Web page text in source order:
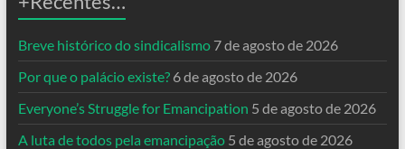
Breve histórico do sindicalismo 7 de agosto de 2026
Por que o palácio existe? 6 de agosto de 2026
Everyone’s Struggle for Emancipation 5 de agosto de 2026
A luta de todos pela emancipação 5 de agosto de 2026